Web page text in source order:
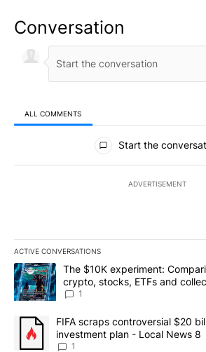
Conversation
ALL COMMENTS
All Comments
Start the
ADVERTISEMENT
ACTIVE CONVERSATIONS
The following is a list of the most
A trending article titled "The $10K
The $10K experiment:
crypto, stocks, ETFs and
8
1
A trending article titled "FIFA scraps
FIFA scraps controversial $20
investment plan - Local News 8
1